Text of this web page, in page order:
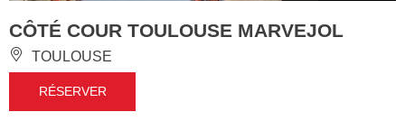
CÔTÉ COUR TOULOUSE MARVEJOL
TOULOUSE
RÉSERVER